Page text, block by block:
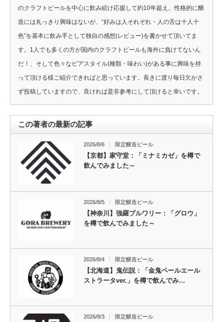
のクラフトビールを中心に飲み続け応援して約10年超え。性格的に醸
造には丸っきり興味はないが、“好みは人それぞれ・人の舌は十人十
色”を基本に飲み手として独自の感想(レビュー)を書かせて頂いてま
す。1人でも多くの方が国内のクラフトビールも海外に負けてないん
だ！、そして色々なビアスタイル(種類・味わい)がある事に興味を持
って頂ける様ご紹介できればと思っています。長きに渡り毎日欠かさ
ず投稿していますので、良ければ是非参考にして頂けると幸いです。
この著者の最新の記事
2026/8/6 限定醸造ビール
【京都】家守堂：「ミナミカゼ」を樽で
飲んでみました～
2026/8/5 限定醸造ビール
【神奈川】強羅ブルワリー：「グロウ」
を樽で飲んでみました～
2026/8/4 限定醸造ビール
【北海道】鬼伝説：「金鬼ペールエール
ストラータver.」を樽で飲んでみ…
2026/8/3 限定醸造ビール